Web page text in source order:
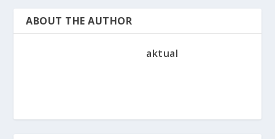
ABOUT THE AUTHOR
aktual